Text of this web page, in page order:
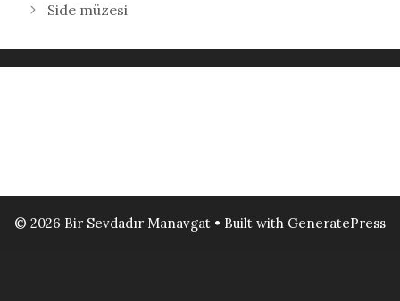
Side müzesi
© 2026 Bir Sevdadır Manavgat • Built with GeneratePress